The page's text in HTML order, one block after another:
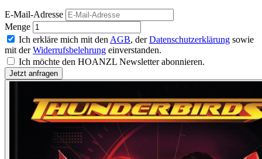
E-Mail-Adresse
Menge
Ich erkläre mich mit den AGB, derDatenschutzerklärung sowie
mit derWiderrufsbelehrung einverstanden.
Ich möchte den HOANZL Newsletter abonnieren.